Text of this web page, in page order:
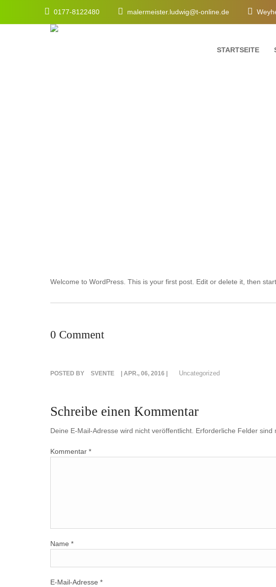
0177-8122480 malermeister.ludwig@t-online.de
STARTSEITE
Welcome to WordPress. This is your first post. Edit or delete it, then
0 Comment
POSTED BY SVENTE | APR., 06, 2016 | Uncategorized
Schreibe einen Kommentar
Deine E-Mail-Adresse wird nicht veröffentlicht. Erforderliche Felder sind
Kommentar *
Name *
E-Mail-Adresse *